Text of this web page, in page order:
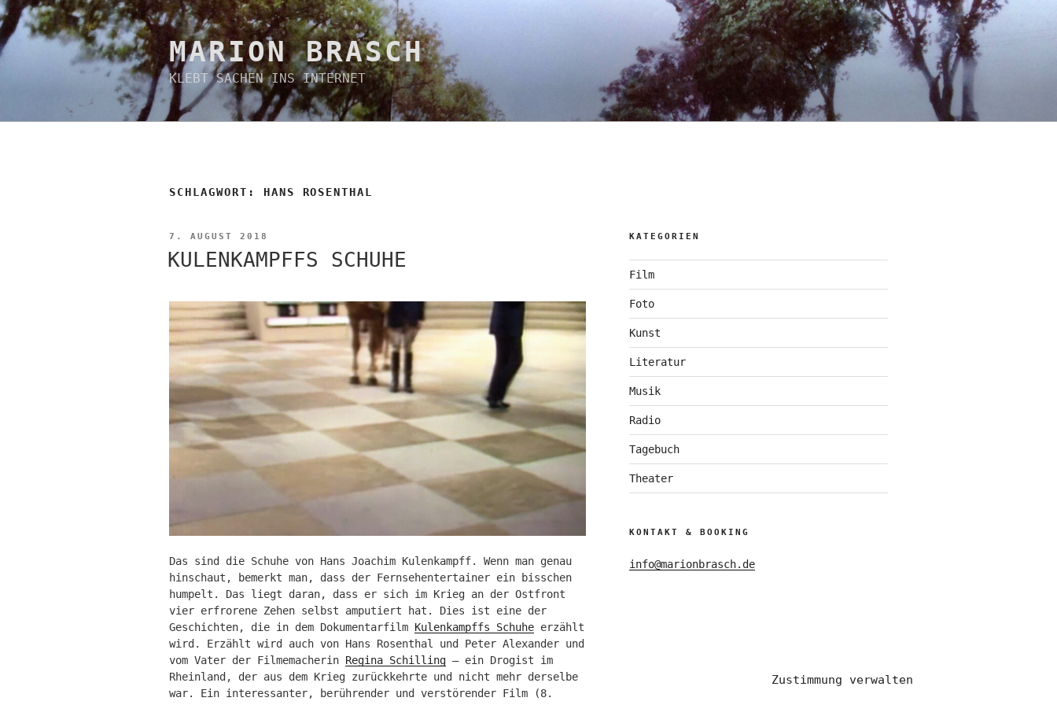
Zustimmung verwalten
Zum
Inhalt
springen
MARION BRASCH
KLEBT SACHEN INS INTERNET
SCHLAGWORT: HANS ROSENTHAL
VERÖFFENTLICHT
7. AUGUST 2018
KULENKAMPFFS SCHUHE
Das sind die Schuhe von Hans Joachim Kulenkampff. Wenn man genau
hinschaut, bemerkt man, dass der Fernsehentertainer ein bisschen
humpelt. Das liegt daran, dass er sich im Krieg an der Ostfront
vier erfrorene Zehen selbst amputiert hat. Dies ist eine der
Geschichten, die in dem Dokumentarfilm Kulenkampffs Schuhe erzählt
wird. Erzählt wird auch von Hans Rosenthal und Peter Alexander und
vom Vater der Filmemacherin Regina Schilling – ein Drogist im
Rheinland, der aus dem Krieg zurückkehrte und nicht mehr derselbe
war. Ein interessanter, berührender und verstörender Film (8.
KATEGORIEN
Film
Foto
Kunst
Literatur
Musik
Radio
Tagebuch
Theater
KONTAKT & BOOKING
info@marionbrasch.de